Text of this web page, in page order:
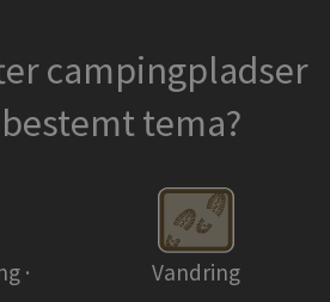
campingpladser
tema?
·
Vandring